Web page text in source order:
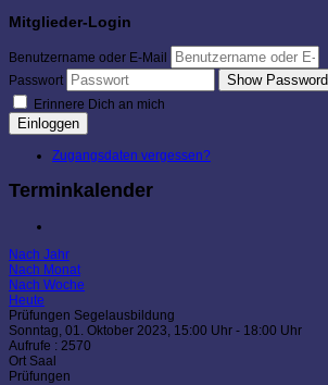
Mitglieder-Login
Benutzername oder E-Mail
Passwort
Show Password
Erinnere Dich an mich
Einloggen
Zugangsdaten vergessen?
Terminkalender
Nach Jahr
Nach Monat
Nach Woche
Heute
Prüfungen Segelausbildung
Sonntag, 01. Oktober 2023, 15:00 Uhr - 18:00 Uhr
Aufrufe : 2570
Ort Saal
Prüfungen